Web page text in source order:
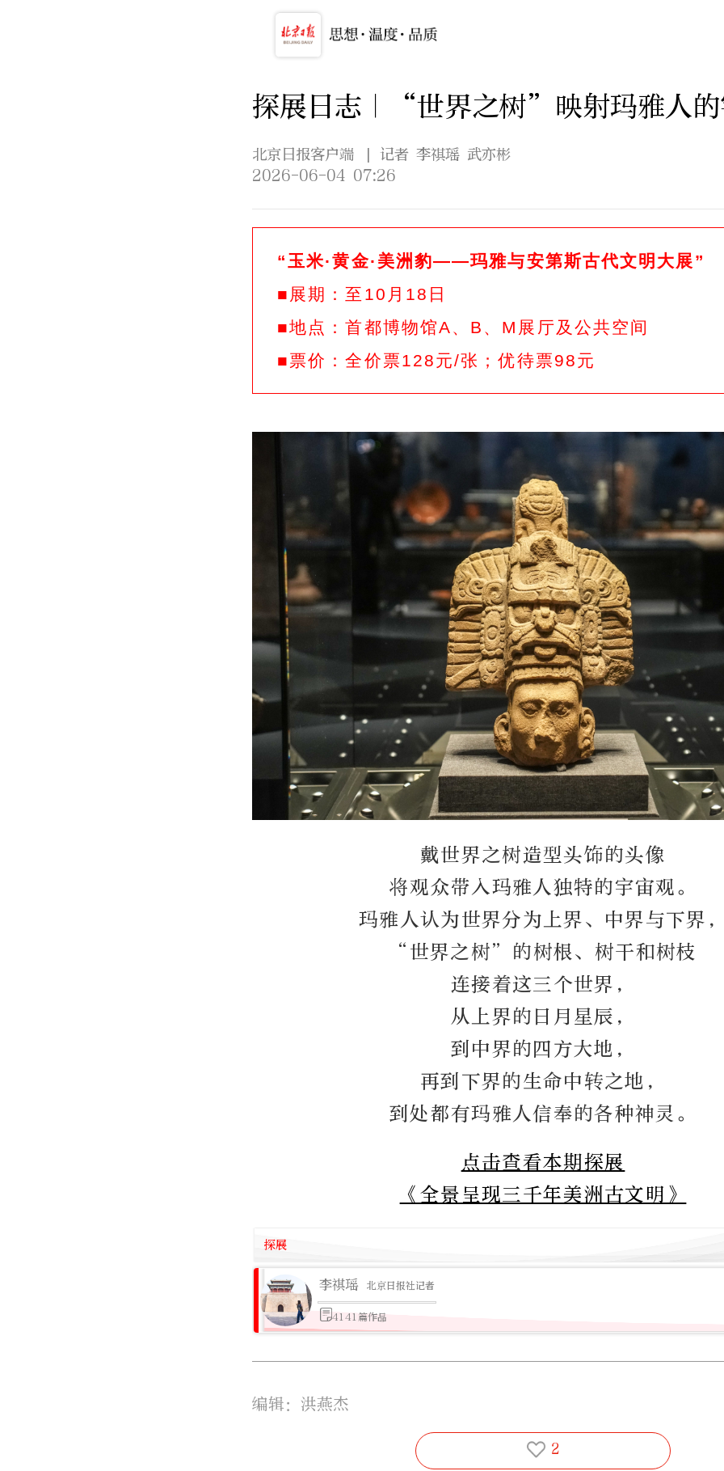
探展日志｜“世界之树”映射玛雅人
北京日报客户端
| 记者 李祺瑶 武亦彬
2026-06-04 07:26
“玉米·黄金·美洲豹——玛雅与安第斯古代文明大展”
■展期：至10月18日
■地点：首都博物馆A、B、M展厅及公共空间
■票价：全价票128元/张；优待票98元
戴世界之树造型头饰的头像
将观众带入玛雅人独特的宇宙观。
玛雅人认为世界分为上界、中界与下界
“世界之树”的树根、树干和树枝
连接着这三个世界，
从上界的日月星辰，
到中界的四方大地，
再到下界的生命中转之地，
到处都有玛雅人信奉的各种神灵。
点击查看本期探展
《全景呈现三千年美洲古文明》
探展
李祺瑶 北京日报社记者
4141篇作品
编辑：洪燕杰
2